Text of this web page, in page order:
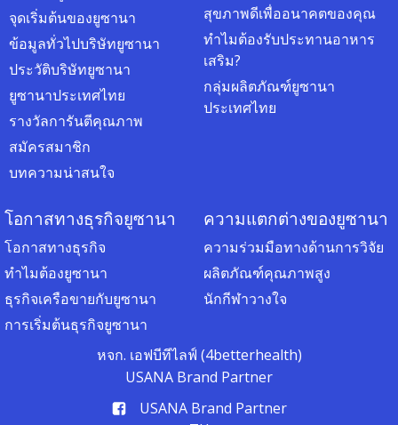
จุดเริ่มต้นของยูซานา
ข้อมูลทั่วไปบริษัทยูซานา
ประวัติบริษัทยูซานา
ยูซานาประเทศไทย
รางวัลการันตีคุณภาพ
สมัครสมาชิก
บทความน่าสนใจ
สุขภาพดีเพื่ออนาคตของคุณ
ทำไมต้องรับประทานอาหาร
เสริม?
กลุ่มผลิตภัณฑ์ยูซานา
ประเทศไทย
โอกาสทางธุรกิจยูซานา
โอกาสทางธุรกิจ
ทำไมต้องยูซานา
ธุรกิจเครือขายกับยูซานา
การเริ่มต้นธุรกิจยูซานา
ความแตกต่างของยูซานา
ความร่วมมือทางด้านการวิจัย
ผลิตภัณฑ์คุณภาพสูง
นักกีฬาวางใจ
หจก. เอฟบีทีไลฟ์ (4betterhealth)
USANA Brand Partner
USANA Brand Partner